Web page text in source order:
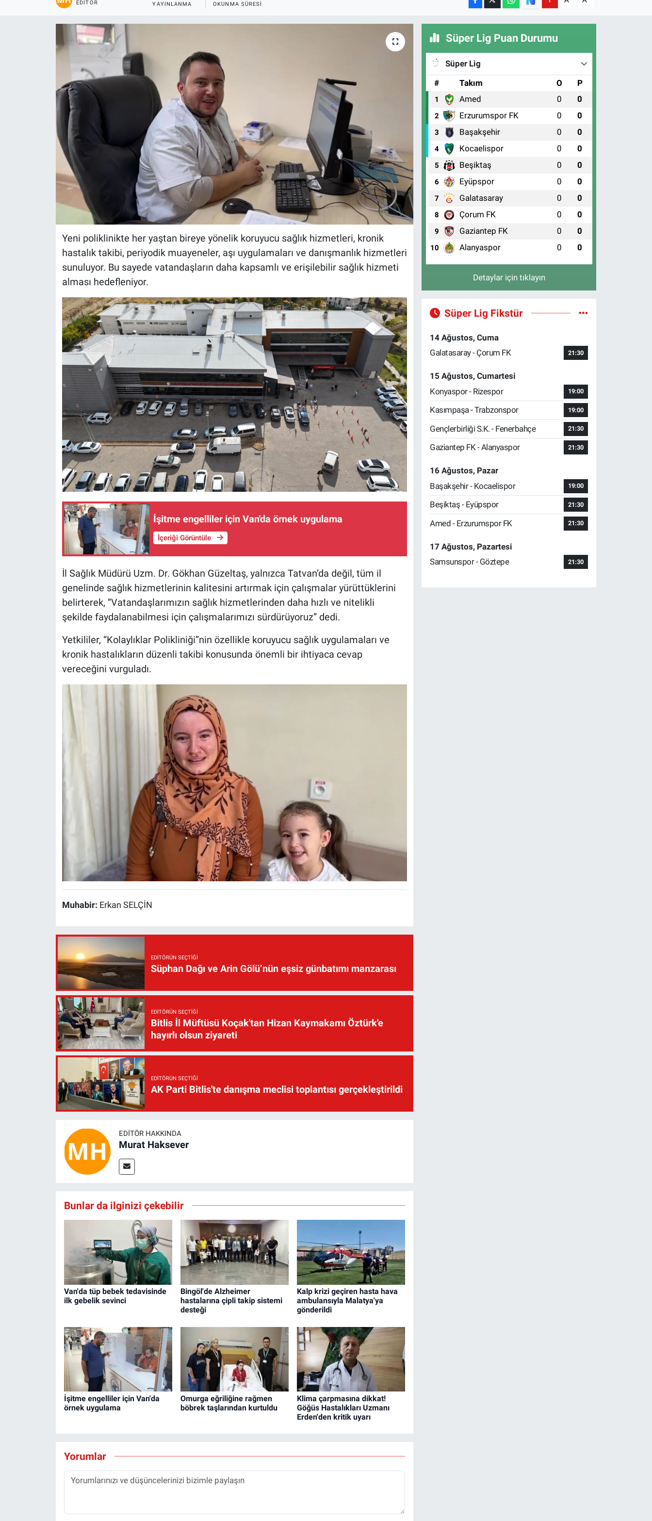
EDITÖR YAYINLANMA OKUNMA SÜRESI
Yeni poliklinikte her yaştan bireye yönelik koruyucu sağlık hizmetleri, kronik
hastalık takibi, periyodik muayeneler, aşı uygulamaları ve danışmanlık hizmetleri
sunuluyor. Bu sayede vatandaşların daha kapsamlı ve erişilebilir sağlık hizmeti
alması hedefleniyor.
İşitme engelliler için Van'da örnek uygulama
İçeriği Görüntüle
İl Sağlık Müdürü Uzm. Dr. Gökhan Güzeltaş, yalnızca Tatvan’da değil, tüm il
genelinde sağlık hizmetlerinin kalitesini artırmak için çalışmalar yürüttüklerini
belirterek, “Vatandaşlarımızın sağlık hizmetlerinden daha hızlı ve nitelikli
şekilde faydalanabilmesi için çalışmalarımızı sürdürüyoruz” dedi.
Yetkililer, “Kolaylıklar Polikliniği”nin özellikle koruyucu sağlık uygulamaları ve
kronik hastalıkların düzenli takibi konusunda önemli bir ihtiyaca cevap
vereceğini vurguladı.
Muhabir: Erkan SELÇİN
EDITÖRÜN SEÇTIĞI
Süphan Dağı ve Arin Gölü’nün eşsiz günbatımı manzarası
EDITÖRÜN SEÇTIĞI
Bitlis İl Müftüsü Koçak'tan Hizan Kaymakamı Öztürk'e
hayırlı olsun ziyareti
EDITÖRÜN SEÇTIĞI
AK Parti Bitlis'te danışma meclisi toplantısı gerçekleştirildi
EDITÖR HAKKINDA
Murat Haksever
Bunlar da ilginizi çekebilir
Van'da tüp bebek tedavisinde
ilk gebelik sevinci
Bingöl'de Alzheimer
hastalarına çipli takip sistemi
desteği
Kalp krizi geçiren hasta hava
ambulansıyla Malatya'ya
gönderildi
İşitme engelliler için Van'da
örnek uygulama
Omurga eğriliğine rağmen
böbrek taşlarından kurtuldu
Klima çarpmasına dikkat!
Göğüs Hastalıkları Uzmanı
Erden'den kritik uyarı
Yorumlar
Süper Lig Puan Durumu
Süper Lig
#
Takım O P
1 Amed 0 0
2 Erzurumspor FK 0 0
3 Başakşehir 0 0
4 Kocaelispor 0 0
5 Beşiktaş 0 0
6 Eyüpspor 0 0
7 Galatasaray 0 0
8 Çorum FK 0 0
9 Gaziantep FK 0 0
10 Alanyaspor 0 0
Detaylar için tıklayın
Süper Lig Fikstür
14 Ağustos, Cuma
Galatasaray - Çorum FK
21:30
15 Ağustos, Cumartesi
Konyaspor - Rizespor
19:00
Kasımpaşa - Trabzonspor 19:00
Gençlerbirliği S.K. - Fenerbahçe 21:30
Gaziantep FK - Alanyaspor 21:30
16 Ağustos, Pazar
Başakşehir - Kocaelispor
19:00
Beşiktaş - Eyüpspor 21:30
Amed - Erzurumspor FK 21:30
17 Ağustos, Pazartesi
Samsunspor - Göztepe
21:30
Kültür-Sanat
Politika
Resmi İlanlar